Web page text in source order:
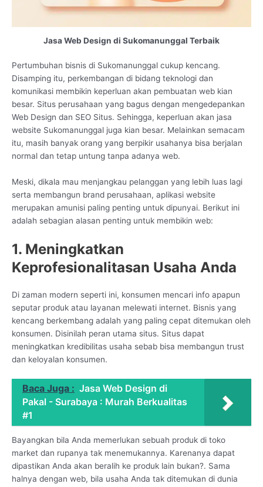
Jasa Web Design di Sukomanunggal Terbaik
Pertumbuhan bisnis di Sukomanunggal cukup kencang.
Disamping itu, perkembangan di bidang teknologi dan
komunikasi membikin keperluan akan pembuatan web kian
besar. Situs perusahaan yang bagus dengan mengedepankan
Web Design dan SEO Situs. Sehingga, keperluan akan jasa
website Sukomanunggal juga kian besar. Melainkan semacam
itu, masih banyak orang yang berpikir usahanya bisa berjalan
normal dan tetap untung tanpa adanya web.
Meski, dikala mau menjangkau pelanggan yang lebih luas lagi
serta membangun brand perusahaan, aplikasi website
merupakan amunisi paling penting untuk dipunyai. Berikut ini
adalah sebagian alasan penting untuk membikin web:
1. Meningkatkan
Keprofesionalitasan Usaha Anda
Di zaman modern seperti ini, konsumen mencari info apapun
seputar produk atau layanan melewati internet. Bisnis yang
kencang berkembang adalah yang paling cepat ditemukan oleh
konsumen. Disinilah peran utama situs. Situs dapat
meningkatkan kredibilitas usaha sebab bisa membangun trust
dan keloyalan konsumen.
Baca Juga : Jasa Web Design di
Pakal - Surabaya : Murah Berkualitas
#1
Bayangkan bila Anda memerlukan sebuah produk di toko
market dan rupanya tak menemukannya. Karenanya dapat
dipastikan Anda akan beralih ke produk lain bukan?. Sama
halnya dengan web, bila usaha Anda tak ditemukan di dunia